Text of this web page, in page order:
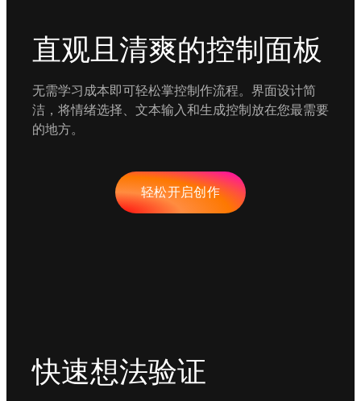
直观且清爽的控制面板
无需学习成本即可轻松掌控制作流程。界面设计简
洁，将情绪选择、文本输入和生成控制放在您最需要
的地方。
轻松开启创作
快速想法验证